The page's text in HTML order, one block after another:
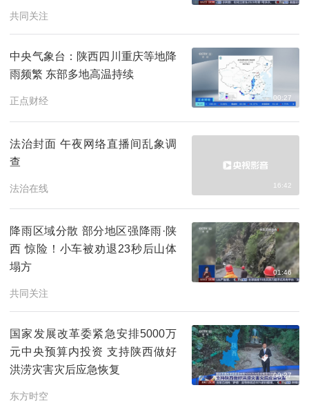
共同关注
中央气象台：陕西四川重庆等地降
雨频繁 东部多地高温持续
正点财经 00:27
法治封面 午夜网络直播间乱象调
查
法治在线 16:42
降雨区域分散 部分地区强降雨·陕
西 惊险！小车被劝退23秒后山体
塌方
共同关注
01:46
国家发展改革委紧急安排5000万
元中央预算内投资 支持陕西做好
洪涝灾害灾后应急恢复
东方时空
00:27